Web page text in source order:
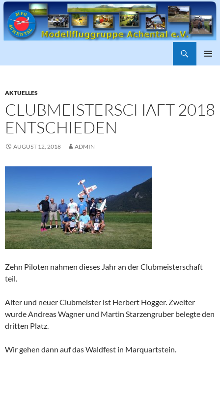
AKTUELLES
CLUBMEISTERSCHAFT 2018
ENTSCHIEDEN
AUGUST 12, 2018 ADMIN
Zehn Piloten nahmen dieses Jahr an der Clubmeisterschaft
teil.
Alter und neuer Clubmeister ist Herbert Hogger. Zweiter
wurde Andreas Wagner und Martin Starzengruber belegte den
dritten Platz.
Wir gehen dann auf das Waldfest in Marquartstein.